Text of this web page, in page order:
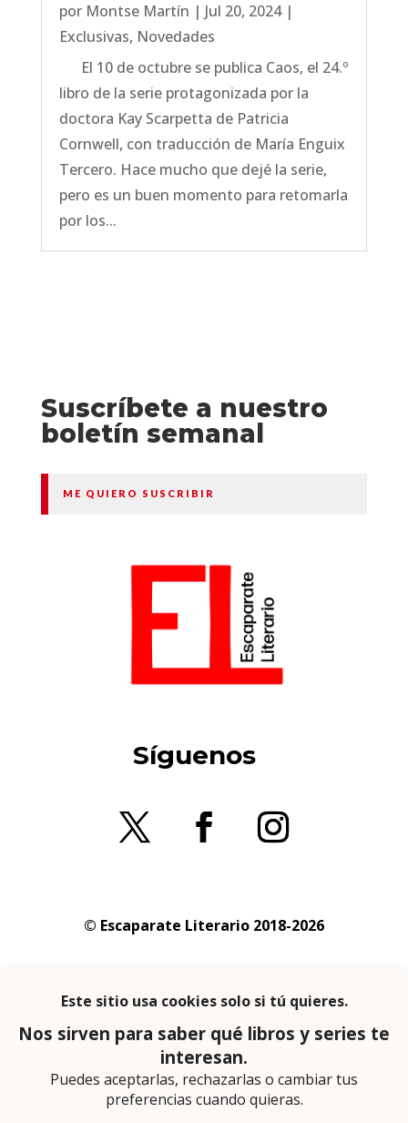
por Montse Martín | Jul 20, 2024|
Exclusivas, Novedades
El 10 de octubre se publica Caos, el 24.º
libro de la serie protagonizada por la
doctora Kay Scarpetta de Patricia
Cornwell, con traducción de María Enguix
Tercero. Hace mucho que dejé la serie,
pero es un buen momento para retomarla
por los...
Suscríbete a nuestro
boletín semanal
ME QUIERO SUSCRIBIR
Síguenos
© Escaparate Literario 2018-2026
privacidad
En calidad de afiliado de Amazon obtengo
ingresos por las compras adscritas que